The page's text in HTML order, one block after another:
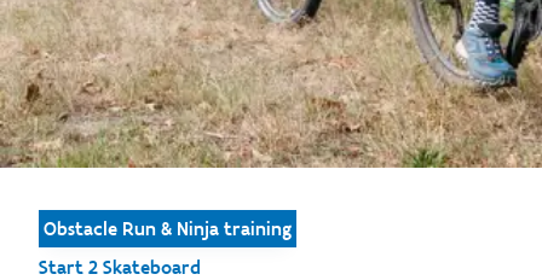
Obstacle Run & Ninja training
Start 2 Skateboard